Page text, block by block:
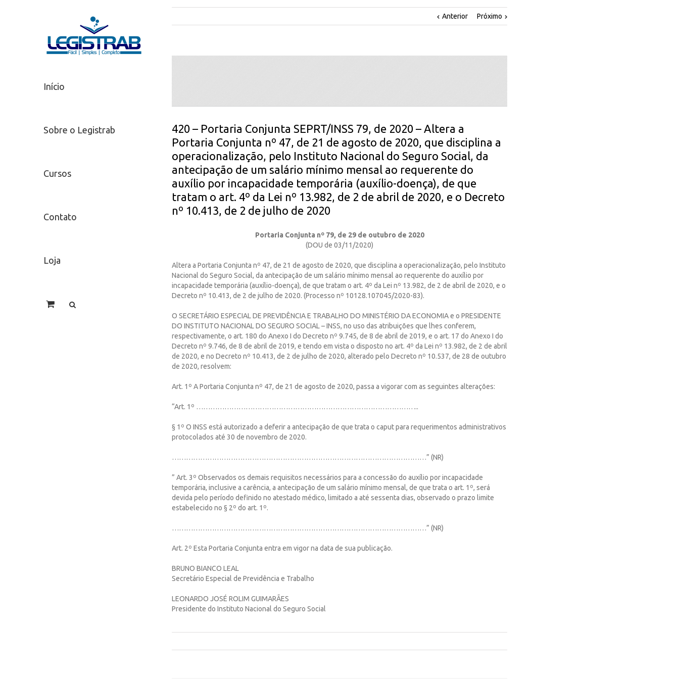
Início
Sobre o Legistrab
Cursos
Contato
Loja
Anterior Próximo
420 – Portaria Conjunta SEPRT/INSS 79, de 2020 – Altera a
Portaria Conjunta nº 47, de 21 de agosto de 2020, que disciplina a
operacionalização, pelo Instituto Nacional do Seguro Social, da
antecipação de um salário mínimo mensal ao requerente do
auxílio por incapacidade temporária (auxílio-doença), de que
tratam o art. 4º da Lei nº 13.982, de 2 de abril de 2020, e o Decreto
nº 10.413, de 2 de julho de 2020
Portaria Conjunta nº 79, de 29 de outubro de 2020
(DOU de 03/11/2020)
Altera a Portaria Conjunta nº 47, de 21 de agosto de 2020, que disciplina a operacionalização, pelo Instituto
Nacional do Seguro Social, da antecipação de um salário mínimo mensal ao requerente do auxílio por
incapacidade temporária (auxílio-doença), de que tratam o art. 4º da Lei nº 13.982, de 2 de abril de 2020, e o
Decreto nº 10.413, de 2 de julho de 2020. (Processo nº 10128.107045/2020-83).
O SECRETÁRIO ESPECIAL DE PREVIDÊNCIA E TRABALHO DO MINISTÉRIO DA ECONOMIA e o PRESIDENTE
DO INSTITUTO NACIONAL DO SEGURO SOCIAL – INSS, no uso das atribuições que lhes conferem,
respectivamente, o art. 180 do Anexo I do Decreto nº 9.745, de 8 de abril de 2019, e o art. 17 do Anexo I do
Decreto nº 9.746, de 8 de abril de 2019, e tendo em vista o disposto no art. 4º da Lei nº 13.982, de 2 de abril
de 2020, e no Decreto nº 10.413, de 2 de julho de 2020, alterado pelo Decreto nº 10.537, de 28 de outubro
de 2020, resolvem:
Art. 1º A Portaria Conjunta nº 47, de 21 de agosto de 2020, passa a vigorar com as seguintes alterações:
“Art. 1º …………………………………………………………………………………..
§ 1º O INSS está autorizado a deferir a antecipação de que trata o caput para requerimentos administrativos
protocolados até 30 de novembro de 2020.
………………………………………………………………………………………………” (NR)
” Art. 3º Observados os demais requisitos necessários para a concessão do auxílio por incapacidade
temporária, inclusive a carência, a antecipação de um salário mínimo mensal, de que trata o art. 1º, será
devida pelo período definido no atestado médico, limitado a até sessenta dias, observado o prazo limite
estabelecido no § 2º do art. 1º.
………………………………………………………………………………………………” (NR)
Art. 2º Esta Portaria Conjunta entra em vigor na data de sua publicação.
BRUNO BIANCO LEAL
Secretário Especial de Previdência e Trabalho
LEONARDO JOSÉ ROLIM GUIMARÃES
Presidente do Instituto Nacional do Seguro Social